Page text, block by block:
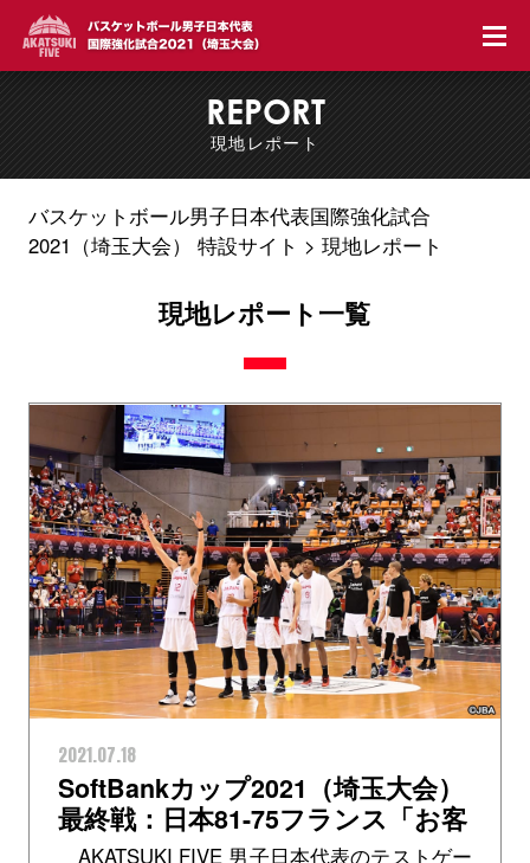
REPORT
現地レポート
バスケットボール男子日本代表国際強化試合
2021（埼玉大会） 特設サイト
現地レポート
現地レポート一覧
2021.07.18
SoftBankカップ2021（埼玉大会）
最終戦：日本81-75フランス「お客
さんの前でできる最後の試合に勝
AKATSUKI FIVE 男子日本代表のテストゲー